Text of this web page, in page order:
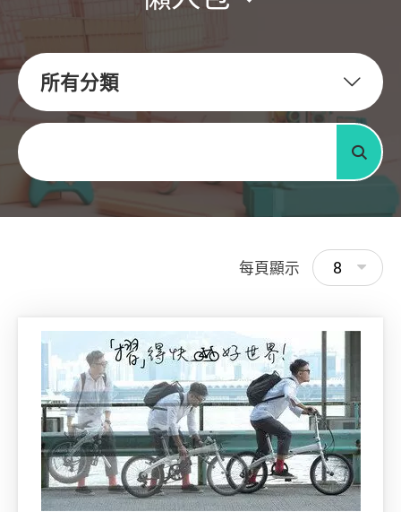
所有分類
關鍵字
搜尋
每頁顯示 8